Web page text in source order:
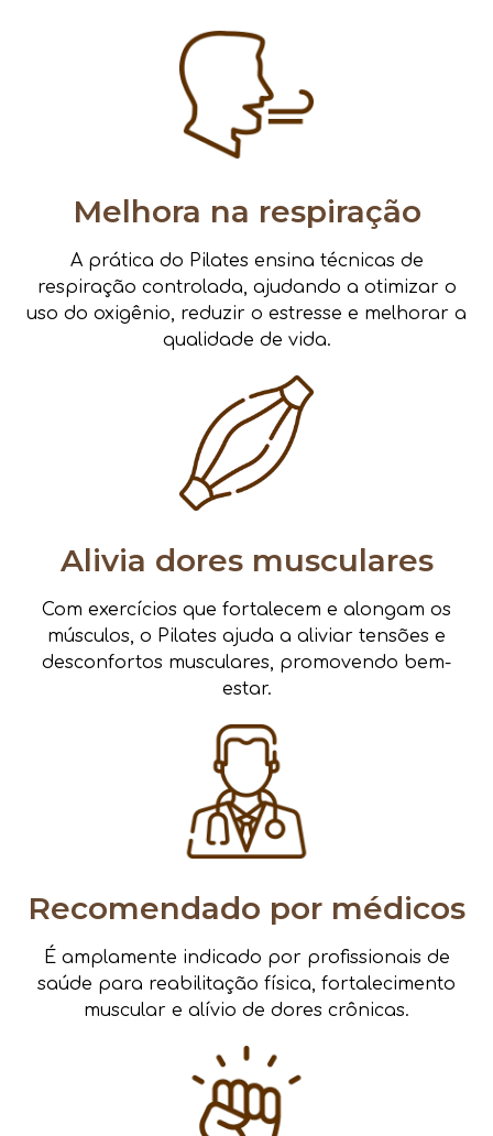
Melhora na respiração
A prática do Pilates ensina técnicas de
respiração controlada, ajudando a otimizar o
uso do oxigênio, reduzir o estresse e melhorar a
qualidade de vida.
Alivia dores musculares
Com exercícios que fortalecem e alongam os
músculos, o Pilates ajuda a aliviar tensões e
desconfortos musculares, promovendo bem-
estar.
Recomendado por médicos
É amplamente indicado por profissionais de
saúde para reabilitação física, fortalecimento
muscular e alívio de dores crônicas.